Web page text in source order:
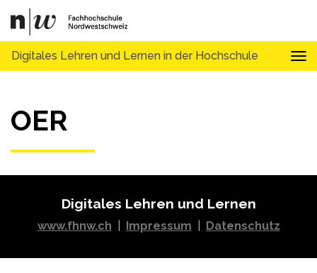
Digitales Lehren und Lernen in der Hochschule
OER
Digitales Lehren und Lernen
www.fhnw.ch Impressum Datenschutz